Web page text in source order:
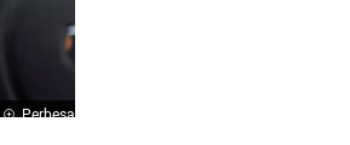
Perbesar